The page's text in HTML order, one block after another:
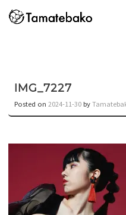
IMG_7227
Posted on 2024-11-30 by